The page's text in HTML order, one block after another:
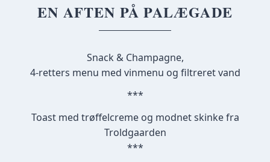
EN AFTEN PÅ PALÆGADE
Snack & Champagne,
4-retters menu med vinmenu og filtreret vand
***
Toast med trøffelcreme og modnet skinke fra
Troldgaarden
***